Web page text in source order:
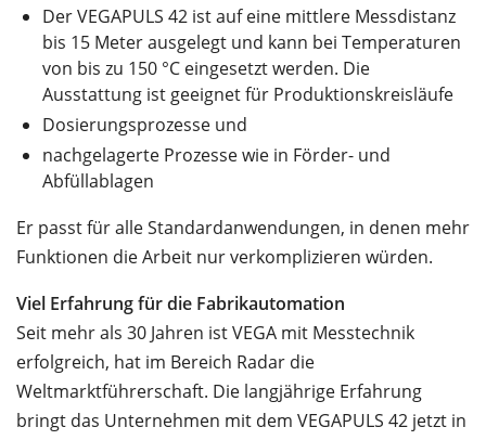
Der VEGAPULS 42 ist auf eine mittlere Messdistanz
bis 15 Meter ausgelegt und kann bei Temperaturen
von bis zu 150 °C eingesetzt werden. Die
Ausstattung ist geeignet für Produktionskreisläufe
Dosierungsprozesse und
nachgelagerte Prozesse wie in Förder- und
Abfüllablagen
Er passt für alle Standardanwendungen, in denen mehr
Funktionen die Arbeit nur verkomplizieren würden.
Viel Erfahrung für die Fabrikautomation
Seit mehr als 30 Jahren ist VEGA mit Messtechnik
erfolgreich, hat im Bereich Radar die
Weltmarktführerschaft. Die langjährige Erfahrung
bringt das Unternehmen mit dem VEGAPULS 42 jetzt in